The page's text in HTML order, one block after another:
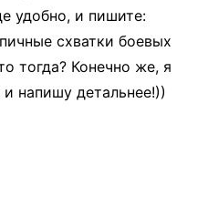
удобно, и пишите:
схватки боевых
тогда? Конечно же, я
напишу детальнее!))